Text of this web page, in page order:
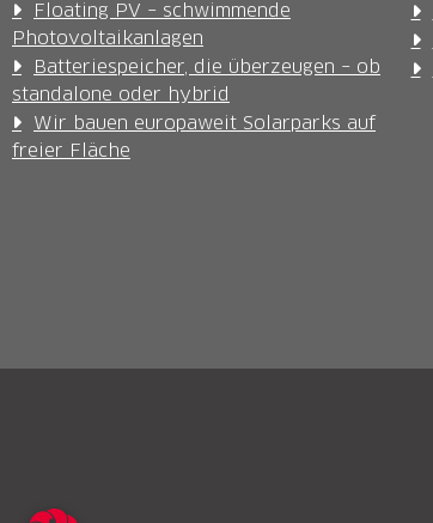
Floating PV – schwimmende
Photovoltaikanlagen
Batteriespeicher, die überzeugen – ob
standalone oder hybrid
Wir bauen europaweit Solarparks auf
freier Fläche